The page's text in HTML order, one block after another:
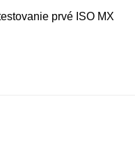
prvé ISO MX